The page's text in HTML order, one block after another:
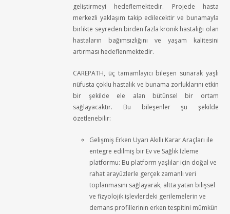
geliştirmeyi hedeflemektedir. Projede hasta
merkezli yaklaşım takip edilecektir ve bunamayla
birlikte seyreden birden fazla kronik hastalığı olan
hastaların bağımsızlığını ve yaşam kalitesini
artırması hedeflenmektedir.
CAREPATH, üç tamamlayıcı bileşen sunarak yaşlı
nüfusta çoklu hastalık ve bunama zorluklarını etkin
bir şekilde ele alan bütünsel bir ortam
sağlayacaktır. Bu bileşenler şu şekilde
özetlenebilir:
Gelişmiş Erken Uyarı Akıllı Karar Araçları ile
entegre edilmiş bir Ev ve Sağlık İzleme
platformu: Bu platform yaşlılar için doğal ve
rahat arayüzlerle gerçek zamanlı veri
toplanmasını sağlayarak, altta yatan bilişsel
ve fizyolojik işlevlerdeki gerilemelerin ve
demans profillerinin erken tespitini mümkün